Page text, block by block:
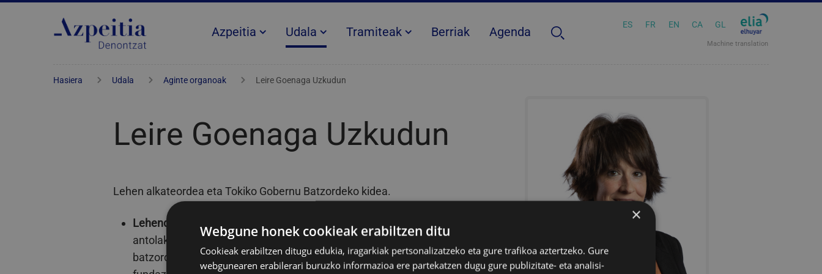
Azpeitia Udala Tramiteak Berriak Agenda ES FR EN CA GL
Machine translation
Hasiera Udala Aginte organoak Leire Goenaga Uzkudun
Leire Goenaga Uzkudun
Lehen alkateordea eta Tokiko Gobernu Batzordeko kidea.
Lehendakaria
: Ekonomia merkataritza eta turismoa. Ogasuna, barne
antolaketa eta langileria. Gizarte Beharrak, Politika Feministak eta
batzordeko lehendakaria. Azpeitia Berritzen S.A.-ko eta Ingurugiro
×
Webgune honek cookieak erabiltzen ditu
Cookieak erabiltzen ditugu edukia, iragarkiak pertsonalizatzeko eta gure trafikoa aztertzeko. Gure
webgunearen erabilerari buruzko informazioa ere partekatzen dugu gure publizitate- eta analisi-